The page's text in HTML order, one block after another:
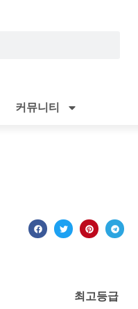
커뮤니티
최고등급